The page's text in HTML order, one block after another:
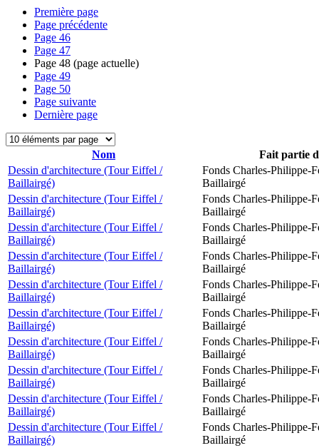
Première page
Page précédente
Page 46
Page 47
Page 48 (page actuelle)
Page 49
Page 50
Page suivante
Dernière page
Nom
Fait partie
Dessin d'architecture (Tour Eiffel /
Baillairgé)
Fonds Charles-Philippe-
Baillairgé
Dessin d'architecture (Tour Eiffel /
Baillairgé)
Fonds Charles-Philippe-
Baillairgé
Dessin d'architecture (Tour Eiffel /
Baillairgé)
Fonds Charles-Philippe-
Baillairgé
Dessin d'architecture (Tour Eiffel /
Baillairgé)
Fonds Charles-Philippe-
Baillairgé
Dessin d'architecture (Tour Eiffel /
Baillairgé)
Fonds Charles-Philippe-
Baillairgé
Dessin d'architecture (Tour Eiffel /
Baillairgé)
Fonds Charles-Philippe-
Baillairgé
Dessin d'architecture (Tour Eiffel /
Baillairgé)
Fonds Charles-Philippe-
Baillairgé
Dessin d'architecture (Tour Eiffel /
Baillairgé)
Fonds Charles-Philippe-
Baillairgé
Dessin d'architecture (Tour Eiffel /
Baillairgé)
Fonds Charles-Philippe-
Baillairgé
Dessin d'architecture (Tour Eiffel /
Baillairgé)
Fonds Charles-Philippe-
Baillairgé